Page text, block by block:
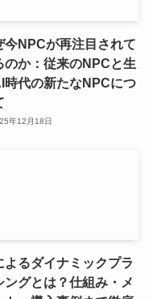
今NPCが再注目されて
のか：従来のNPCと生
時代の新たなNPCにつ
年12月18日
よるダイナミックプラ
ングとは？仕組み・メ